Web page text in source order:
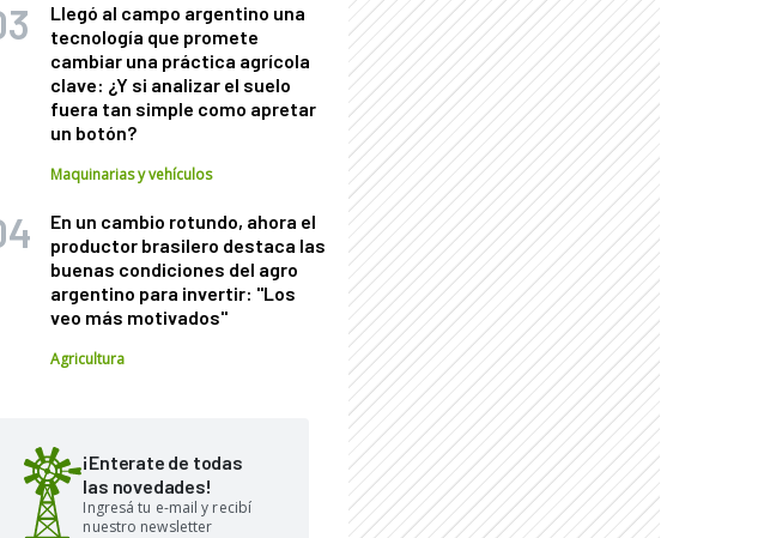
Llegó al campo argentino una
tecnología que promete
cambiar una práctica agrícola
clave: ¿Y si analizar el suelo
fuera tan simple como apretar
un botón?
Maquinarias y vehículos
En un cambio rotundo, ahora el
productor brasilero destaca las
buenas condiciones del agro
argentino para invertir: "Los
veo más motivados"
Agricultura
¡Enterate de todas
las novedades!
Ingresá tu e-mail y recibí
nuestro newsletter